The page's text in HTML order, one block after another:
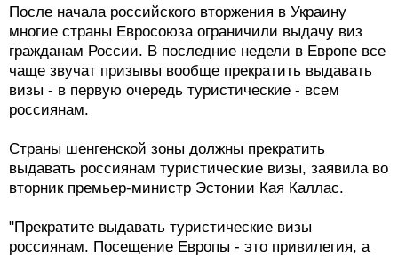
После начала российского вторжения в Украину
многие страны Евросоюза ограничили выдачу виз
гражданам России. В последние недели в Европе все
чаще звучат призывы вообще прекратить выдавать
визы - в первую очередь туристические - всем
россиянам.
Страны шенгенской зоны должны прекратить
выдавать россиянам туристические визы, заявила во
вторник премьер-министр Эстонии Кая Каллас.
"Прекратите выдавать туристические визы
россиянам. Посещение Европы - это привилегия, а